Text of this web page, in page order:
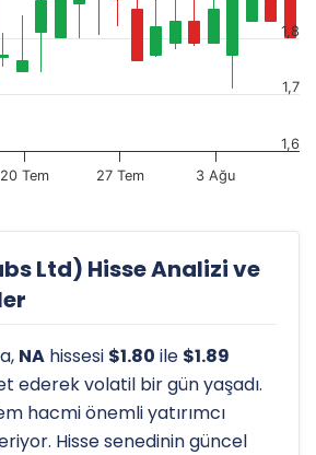
20 Tem 27 Tem 3 Ağu
1,6
1,7
1,8
Ltd) Hisse Analizi ve
NA hissesi $1.80 ile $1.89
ederek volatil bir gün yaşadı.
hacmi önemli yatırımcı
Hisse senedinin güncel